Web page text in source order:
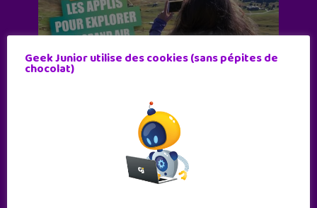
Geek Junior utilise des cookies (sans pépites de
chocolat)